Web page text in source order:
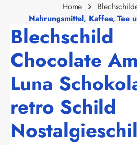
Home
Nahrungsmittel, Kaffee, Tee
Blechschild
Chocolate
Luna
retro Schild